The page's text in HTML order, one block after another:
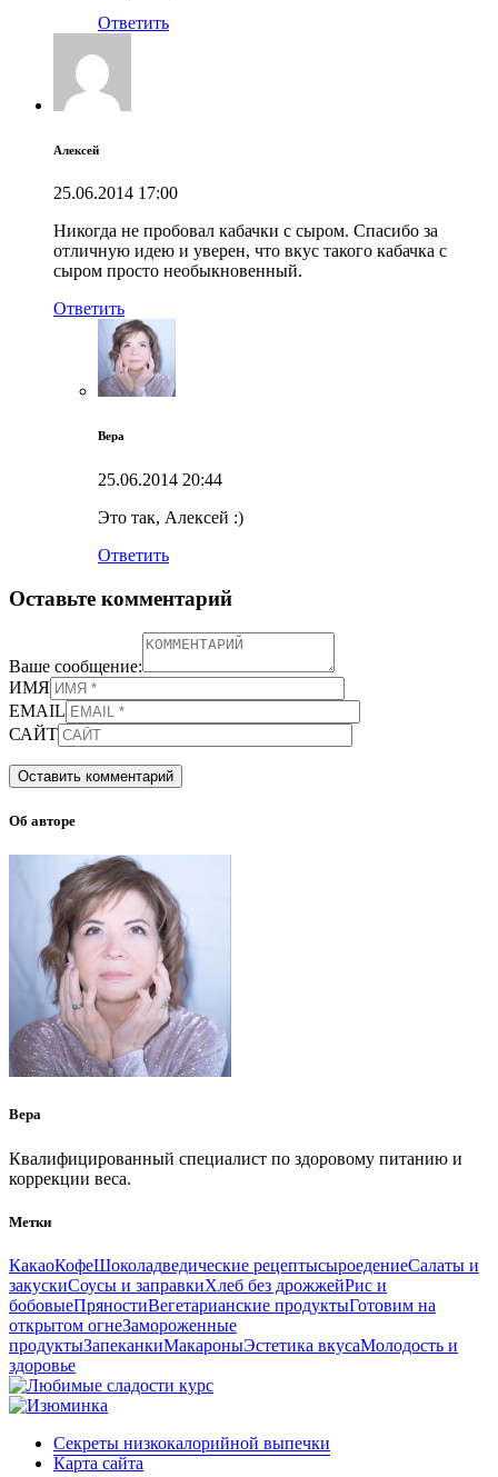
Ответить
Алексей
25.06.2014 17:00
Никогда не пробовал кабачки с сыром. Спасибо за
отличную идею и уверен, что вкус такого кабачка с
сыром просто необыкновенный.
Ответить
Вера
25.06.2014 20:44
Это так, Алексей :)
Ответить
Оставьте комментарий
Ваше сообщение:
ИМЯ
EMAIL
САЙТ
Об авторе
Вера
Квалифицированный специалист по здоровому питанию и
коррекции веса.
Метки
КакаоКофеШоколадведические рецептысыроедениеСалаты и
закускиСоусы и заправкиХлеб без дрожжейРис и
бобовыеПряностиВегетарианские продуктыГотовим на
открытом огнеЗамороженные
продуктыЗапеканкиМакароныЭстетика вкусаМолодость и
здоровье
Секреты низкокалорийной выпечки
Карта сайта